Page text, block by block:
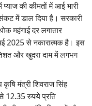
की कीमतों में आई भारी
में डाल दिया है। सरकारी
महंगाई दर लगातार
2025 से नकारात्मक है। इस
और खुदरा दाम में लगभग
मंत्री शिवराज सिंह
12.35 रुपये प्रति